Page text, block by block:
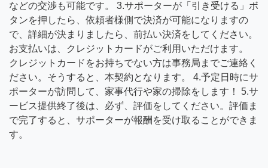
などの交渉も可能です。 3.サポーターが「引き受ける」ボ
タンを押したら、依頼者様側で決済が可能になりますの
で、詳細が決まりましたら、前払い決済をしてください。
お支払いは、クレジットカードがご利用いただけます。
クレジットカードをお持ちでない方は事務局までご連絡く
ださい。そうすると、本契約となります。 4.予定日時にサ
ポーターが訪問して、家事代行や家の掃除をします！ 5.サ
ービス提供終了後は、必ず、評価をしてください。評価ま
で完了すると、サポーターが報酬を受け取ることができま
す。